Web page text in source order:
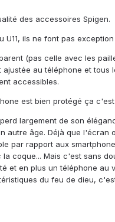
des accessoires Spigen.
U11, ils ne font pas
(pas celle avec les
ajustée au téléphone et tous
accessibles.
est bien protégé ça c'est
largement de son
autre âge. Déjà que l'écran
par rapport aux
la coque... Mais c'est sans
et en plus un téléphone au
du feu de dieu,